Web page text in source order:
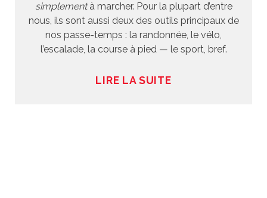
simplementà marcher. Pour la plupart d’entre
nous, ils sont aussi deux des outils principaux de
nos passe-temps : la randonnée, le vélo,
l’escalade, la course à pied — le sport, bref.
LIRE LA SUITE